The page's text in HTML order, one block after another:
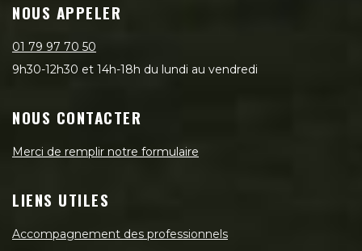
NOUS APPELER
01 79 97 70 50
9h30-12h30 et 14h-18h du lundi au vendredi
NOUS CONTACTER
Merci de remplir notre formulaire
LIENS UTILES
Accompagnement des professionnels